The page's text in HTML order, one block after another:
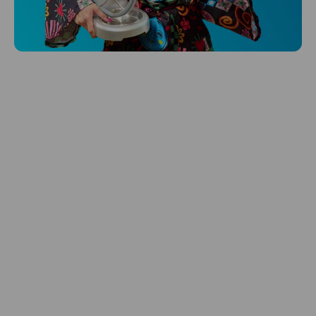
Sleduje tvoje zdravie, spánok aj pohyb
a ešte k tomu aj platí.